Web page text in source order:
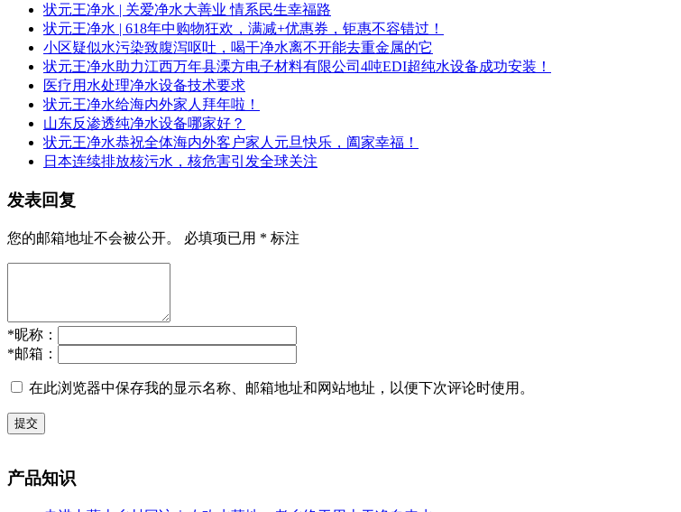
状元王净水 | 关爱净水大善业 情系民生幸福路
状元王净水 | 618年中购物狂欢，满减+优惠券，钜惠不容错过！
小区疑似水污染致腹泻呕吐，喝干净水离不开能去重金属的它
状元王净水助力江西万年县溧方电子材料有限公司4吨EDI超纯水设备成功安装！
医疗用水处理净水设备技术要求
状元王净水给海内外家人拜年啦！
山东反渗透纯净水设备哪家好？
状元王净水恭祝全体海内外客户家人元旦快乐，阖家幸福！
日本连续排放核污水，核危害引发全球关注
发表回复
您的邮箱地址不会被公开。 必填项已用 * 标注
*昵称：
*邮箱：
在此浏览器中保存我的显示名称、邮箱地址和网站地址，以便下次评论时使用。
提交
产品知识